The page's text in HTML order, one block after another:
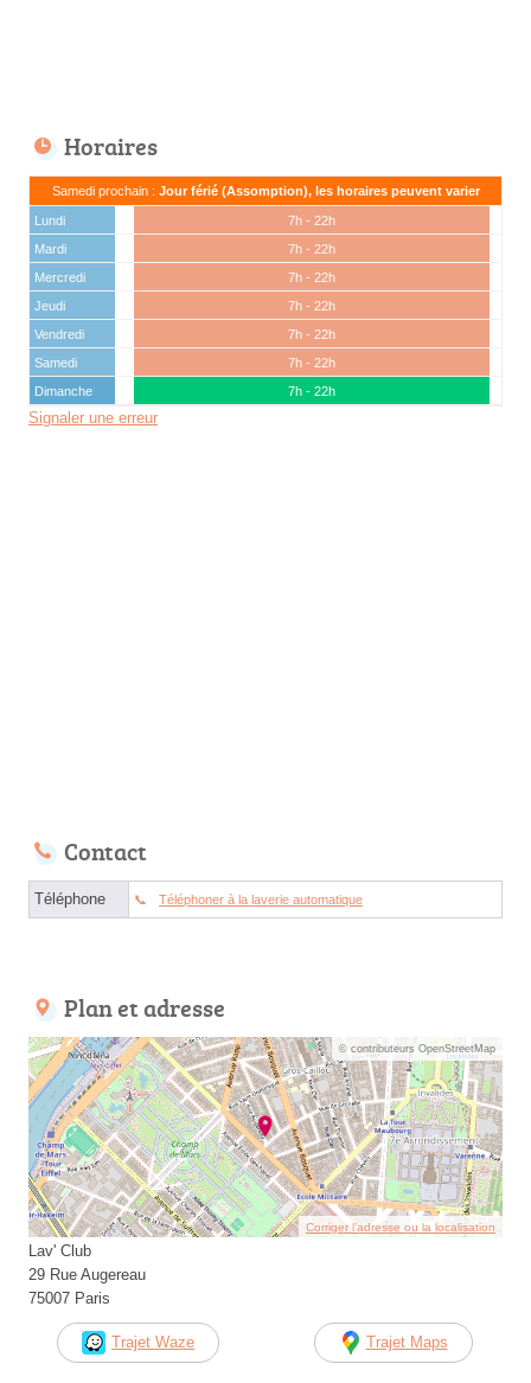
Horaires
Samedi prochain : Jour férié (Assomption), les horaires peuvent varier
Lundi
7h - 22h
Mardi
7h - 22h
Mercredi
7h - 22h
Jeudi
7h - 22h
Vendredi
7h - 22h
Samedi
7h - 22h
Dimanche
7h - 22h
Signaler une erreur
Contact
Téléphone Téléphoner à la laverie automatique
Plan et adresse
© contributeurs OpenStreetMap
Corriger l’adresse ou la localisation
Lav' Club
29 Rue Augereau
75007 Paris
Trajet Waze Trajet Maps